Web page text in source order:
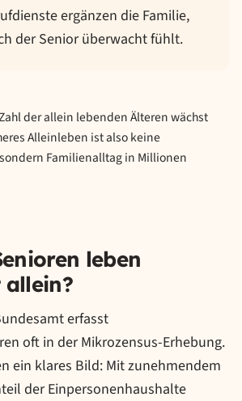
ergänzen die Familie,
der Senior überwacht fühlt.
der allein lebenden Älteren wächst
Alleinleben ist also keine
Familienalltag in Millionen
leben
erfasst
oft in der Mikrozensus-Erhebung.
ein klares Bild: Mit zunehmendem
der Einpersonenhaushalte